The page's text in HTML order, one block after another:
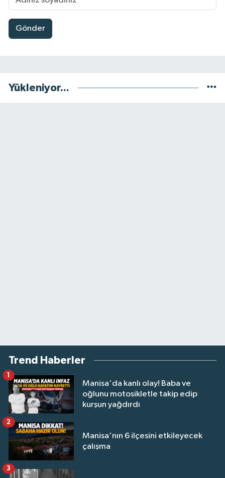
Gönder
Yükleniyor...
Trend Haberler
Manisa'da kanlı olay! Baba ve
oğlunu motosikletle takip edip
kurşun yağdırdı
1
Manisa'nın 6 ilçesini etkileyecek
çalışma
2
3